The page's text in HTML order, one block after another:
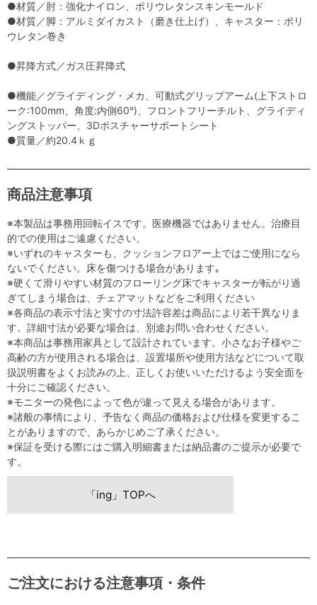
●材質／肘：強化ナイロン、ポリウレタンスキンモールド
●材質／脚：アルミダイカスト（磨き仕上げ）、キャスター：ポリ
ウレタン巻き
●昇降方式／ガス圧昇降式
●機能／グライディング・メカ、可動式グリップアーム(上下ストロ
ーク:100mm、角度:内側60°)、フロントフリーチルト、グライディ
ングストッパー、3Dポスチャーサポートシート
●質量／約20.4ｋｇ
商品注意事項
※本製品は事務用回転イスです。医療機器ではありません。治療目
的での使用はご遠慮ください。
※いずれのキャスターも、クッションフロアー上ではご使用になら
ないでください。床を傷つける場合があります｡
※硬くて滑りやすい材質のフローリング床でキャスターが転がり過
ぎてしまう場合は、チェアマットなどをご利用ください
※各商品の表示寸法と実寸の寸法許容差は商品により若干異なりま
す。詳細寸法が必要な場合は、別途お問い合わせください。
※本商品は事務用家具として設計されています。小さなお子様やご
高齢の方が使用される場合は、設置場所や使用方法などについて取
扱説明書をよくお読みの上、正しくお使いいただけるよう安全面を
十分にご確認ください。
※モニターの発色によって色が違って見える場合があります。
※諸般の事情により、予告なく商品の価格および仕様を変更するこ
とがありますので、あらかじめご了承ください。
※保証を受ける際にはご購入明細書または納品書のご提示が必要で
す。
「ing」TOPへ
ご注文における注意事項・条件